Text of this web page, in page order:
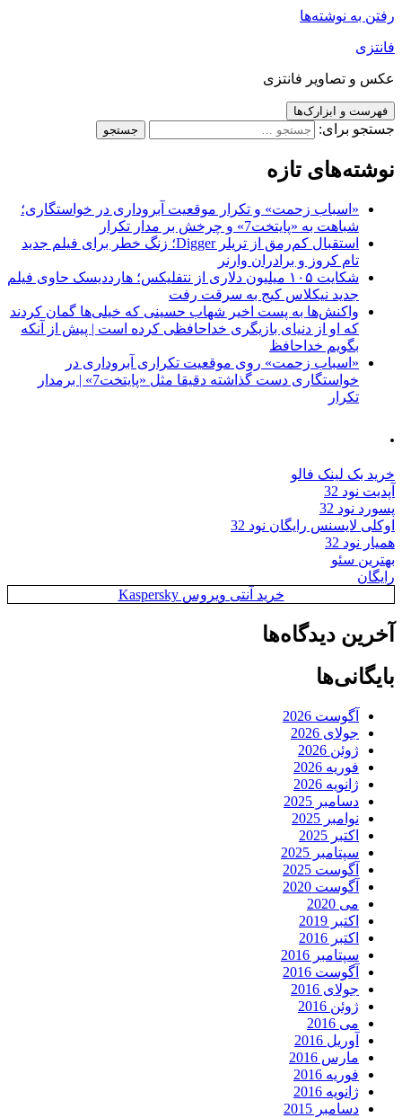
رفتن به نوشته‌ها
فانتزی
عکس و تصاویر فانتزی
فهرست و ابزارک‌ها
جستجو برای:
نوشته‌های تازه
«اسباب زحمت» و تکرار موقعیت آبروداری در خواستگاری؛
شباهت به «پایتخت7» و چرخش بر مدار تکرار
استقبال کم‌رمق از تریلر Digger؛ زنگ خطر برای فیلم جدید
تام کروز و برادران وارنر
شکایت ۱۰۵ میلیون دلاری از نتفلیکس؛ هارددیسک حاوی فیلم
جدید نیکلاس کیج به سرقت رفت
واکنش‌ها به پست اخیر شهاب حسینی که خیلی‌ها گمان کردند
که او از دنیای بازیگری خداحافظی کرده است | پیش از آنکه
بگویم خداحافظ
«اسباب زحمت» روی موقعیت تکراری آبروداری در
خواستگاری دست گذاشته دقیقا مثل «پایتخت7» | برمدار
تکرار
.
خرید بک لینک فالو
آپدیت نود 32
پسورد نود 32
اوکلی لایسنس رایگان نود 32
همیار نود 32
بهترین سئو
رایگان
خرید آنتی ویروس Kaspersky
آخرین دیدگاه‌ها
بایگانی‌ها
آگوست 2026
جولای 2026
ژوئن 2026
فوریه 2026
ژانویه 2026
دسامبر 2025
نوامبر 2025
اکتبر 2025
سپتامبر 2025
آگوست 2025
آگوست 2020
می 2020
اکتبر 2019
اکتبر 2016
سپتامبر 2016
آگوست 2016
جولای 2016
ژوئن 2016
می 2016
آوریل 2016
مارس 2016
فوریه 2016
ژانویه 2016
دسامبر 2015